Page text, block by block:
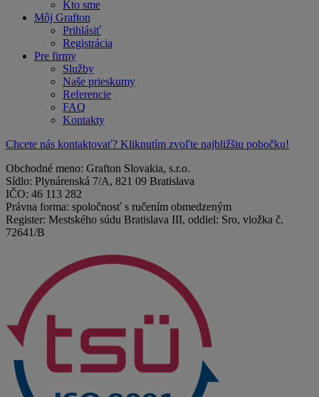
Kto sme
Môj Grafton
Prihlásiť
Registrácia
Pre firmy
Služby
Naše prieskumy
Referencie
FAQ
Kontakty
Chcete nás kontaktovať? Kliknutím zvoľte najbližšiu pobočku!
Obchodné meno: Grafton Slovakia, s.r.o.
Sídlo: Plynárenská 7/A, 821 09 Bratislava
IČO: 46 113 282
Právna forma: spoločnosť s ručením obmedzeným
Register: Mestského súdu Bratislava III, oddiel: Sro, vložka č.
72641/B